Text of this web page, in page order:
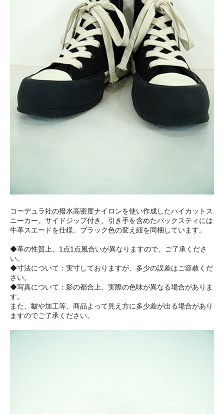
コーデュラ社の撥水高密度ナイロンを使い作成したハイカットス
ニーカー。サイドジップ付き。引き手を含めたバックスティには
牛革スエードを仕様。ブラック色の変え紐を同梱しています。
◆革の性質上、1点1点風合いが異なりますので、ご了承くださ
い。
◆寸法について：実寸しておりますが、多少の誤差はご容赦くだ
さい。
◆写真について：影の都合上、実際の色味が異なる場合がありま
す。
また、皺や加工等、商品よって見え方に多少差が出る場合があり
ますのでご了承ください。